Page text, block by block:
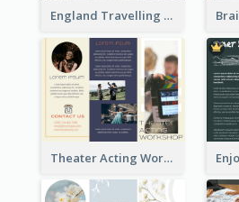
England Travelling Guide Brochure
Theater Acting Workshop Brochure